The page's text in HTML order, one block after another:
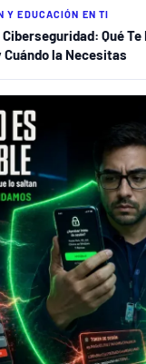
Y EDUCACIÓN EN TI
Qué Te
Cuándo la Necesitas